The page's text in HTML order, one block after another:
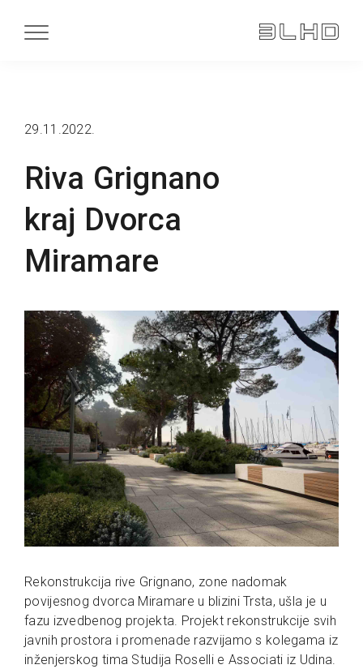
Riva Grignano
kraj Dvorca
Miramare
29.11.2022.
Rekonstrukcija rive Grignano, zone nadomak
povijesnog dvorca Miramare u blizini Trsta, ušla je u
fazu izvedbenog projekta. Projekt rekonstrukcije svih
javnih prostora i promenade razvijamo s kolegama iz
inženjerskog tima Studija Roselli e Associati iz Udina.